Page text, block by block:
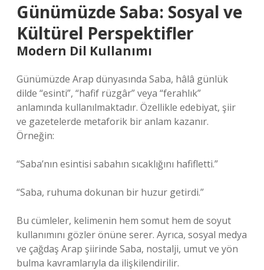
Günümüzde Saba: Sosyal ve
Kültürel Perspektifler
Modern Dil Kullanımı
Günümüzde Arap dünyasında Saba, hâlâ günlük
dilde “esinti”, “hafif rüzgâr” veya “ferahlık”
anlamında kullanılmaktadır. Özellikle edebiyat, şiir
ve gazetelerde metaforik bir anlam kazanır.
Örneğin:
“Saba’nın esintisi sabahın sıcaklığını hafifletti.”
“Saba, ruhuma dokunan bir huzur getirdi.”
Bu cümleler, kelimenin hem somut hem de soyut
kullanımını gözler önüne serer. Ayrıca, sosyal medya
ve çağdaş Arap şiirinde Saba, nostalji, umut ve yön
bulma kavramlarıyla da ilişkilendirilir.